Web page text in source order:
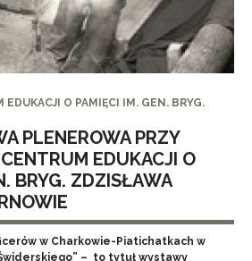
O PAMIĘCI IM. GEN. BRYG.
PLENEROWA PRZY
EDUKACJI O
BRYG. ZDZISŁAWA
w Charkowie-Piatichatkach w
– to tytuł wystawy